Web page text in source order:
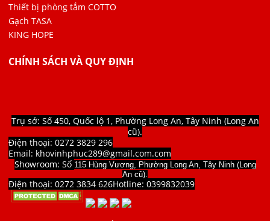
Thiết bị phòng tắm COTTO
Gạch TASA
KING HOPE
CHÍNH SÁCH VÀ QUY ĐỊNH
Trụ sở: Số 450, Quốc lộ 1, Phường Long An, Tây Ninh (Long An
cũ).
Điện thoại: 0272 3829 296
Email: khovinhphuc289@gmail.com.com
Showroom: Số 115 Hùng Vương, Phường Long An, Tây Ninh (Long
An cũ).
Điện thoại: 0272 3834 626Hotline:0399832039